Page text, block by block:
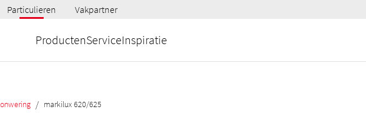
Particulieren Vakpartner
ProductenServiceInspiratie
/ markilux 620/625